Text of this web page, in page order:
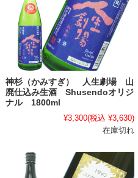
神杉（かみすぎ） 人生劇場 山
廃仕込み生酒 Shusendoオリジ
ナル 1800ml
¥3,300(税込 ¥3,630)
在庫切れ